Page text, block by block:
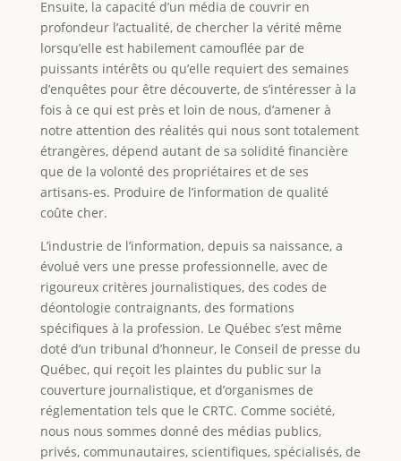
Ensuite, la capacité d’un média de couvrir en
profondeur l’actualité, de chercher la vérité même
lorsqu’elle est habilement camouflée par de
puissants intérêts ou qu’elle requiert des semaines
d’enquêtes pour être découverte, de s’intéresser à la
fois à ce qui est près et loin de nous, d’amener à
notre attention des réalités qui nous sont totalement
étrangères, dépend autant de sa solidité financière
que de la volonté des propriétaires et de ses
artisans-es. Produire de l’information de qualité
coûte cher.
L’industrie de l’information, depuis sa naissance, a
évolué vers une presse professionnelle, avec de
rigoureux critères journalistiques, des codes de
déontologie contraignants, des formations
spécifiques à la profession. Le Québec s’est même
doté d’un tribunal d’honneur, le Conseil de presse du
Québec, qui reçoit les plaintes du public sur la
couverture journalistique, et d’organismes de
réglementation tels que le CRTC. Comme société,
nous nous sommes donné des médias publics,
privés, communautaires, scientifiques, spécialisés, de